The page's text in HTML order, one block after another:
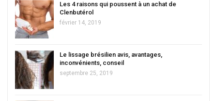
Les 4 raisons qui poussent à un achat de
Clenbutérol
février 14, 2019
Le lissage brésilien avis, avantages,
inconvénients, conseil
septembre 25, 2019